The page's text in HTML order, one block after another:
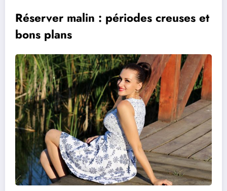
Réserver malin : périodes creuses et
bons plans